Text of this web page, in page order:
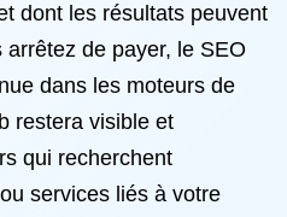
dont les résultats peuvent
de payer, le SEO
dans les moteurs de
restera visible et
qui recherchent
services liés à votre